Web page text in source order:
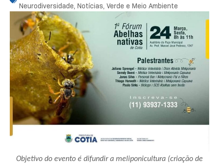
Neurodiversidade, Notícias, Verde e Meio Ambiente
Objetivo do evento é difundir a meliponicultura (criação de